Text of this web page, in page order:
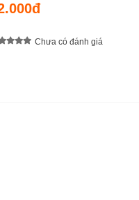
Chưa có đánh giá